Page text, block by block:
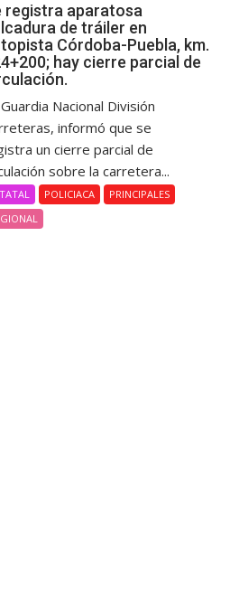
registra aparatosa
de tráiler en
Córdoba-Puebla, km.
hay cierre parcial de
Nacional División
informó que se
un cierre parcial de
sobre la carretera...
POLICIACA
PRINCIPALES